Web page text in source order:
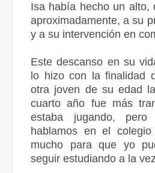
Isa había hecho un alto,
aproximadamente, a su
y a su intervención en
Este descanso en su
lo hizo con la finalidad
otra joven de su edad
cuarto año fue más
estaba jugando,
hablamos en el
mucho para que yo
seguir estudiando a la